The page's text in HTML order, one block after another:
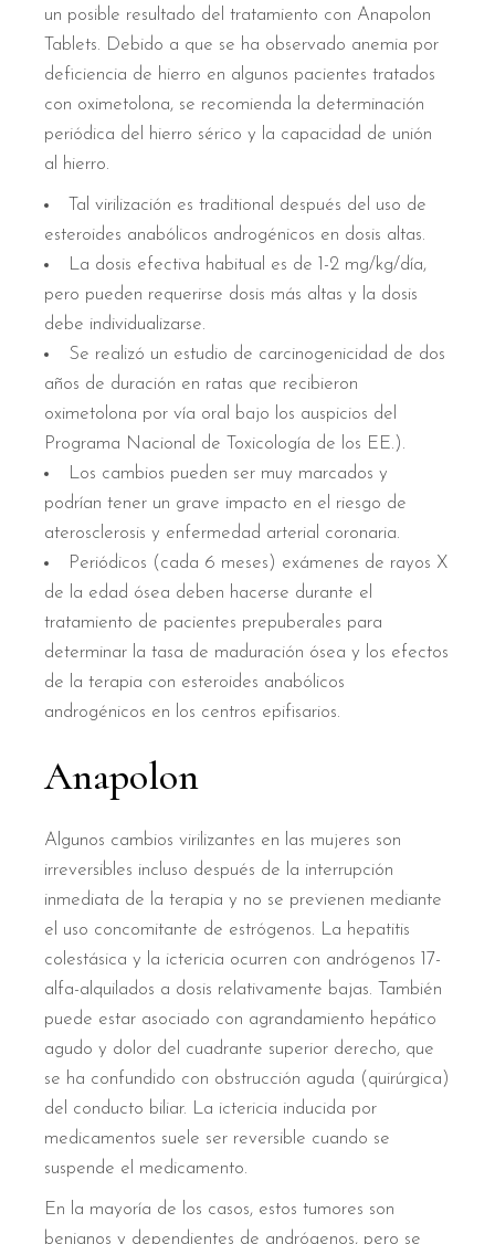
un posible resultado del tratamiento con Anapolon
Tablets. Debido a que se ha observado anemia por
deficiencia de hierro en algunos pacientes tratados
con oximetolona, se recomienda la determinación
periódica del hierro sérico y la capacidad de unión
al hierro.
Tal virilización es traditional después del uso de
esteroides anabólicos androgénicos en dosis altas.
La dosis efectiva habitual es de 1-2 mg/kg/día,
pero pueden requerirse dosis más altas y la dosis
debe individualizarse.
Se realizó un estudio de carcinogenicidad de dos
años de duración en ratas que recibieron
oximetolona por vía oral bajo los auspicios del
Programa Nacional de Toxicología de los EE.).
Los cambios pueden ser muy marcados y
podrían tener un grave impacto en el riesgo de
aterosclerosis y enfermedad arterial coronaria.
Periódicos (cada 6 meses) exámenes de rayos X
de la edad ósea deben hacerse durante el
tratamiento de pacientes prepuberales para
determinar la tasa de maduración ósea y los efectos
de la terapia con esteroides anabólicos
androgénicos en los centros epifisarios.
Anapolon
Algunos cambios virilizantes en las mujeres son
irreversibles incluso después de la interrupción
inmediata de la terapia y no se previenen mediante
el uso concomitante de estrógenos. La hepatitis
colestásica y la ictericia ocurren con andrógenos 17-
alfa-alquilados a dosis relativamente bajas. También
puede estar asociado con agrandamiento hepático
agudo y dolor del cuadrante superior derecho, que
se ha confundido con obstrucción aguda (quirúrgica)
del conducto biliar. La ictericia inducida por
medicamentos suele ser reversible cuando se
suspende el medicamento.
En la mayoría de los casos, estos tumores son
benignos y dependientes de andrógenos, pero se